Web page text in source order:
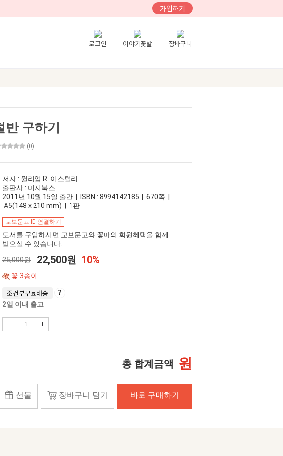
가입하기
로그인 이야기꽃밭 장바구니
구하기
(0)
저자 : 윌리엄 R. 이스털리
출판사 : 미지북스
2011년 10월 15일 출간 | ISBN : 8994142185 | 670쪽 |
A5(148 x 210 mm) | 1판
교보문고 ID 연결하기
도서를 구입하시면 교보문고와 꽃마의 회원혜택을 함께
받으실 수 있습니다.
25,000원 22,500원 10%
꽃 3송이
조건부무료배송
2일 이내 출고
총 합계금액 원
선물 장바구니 담기 바로 구매하기